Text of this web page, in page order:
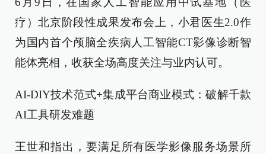
疗）北京阶段性成果发布会上，小君医生2.0作
为国内首个颅脑全疾病人工智能CT影像诊断智
能体亮相，收获全场高度关注与业内认可。
AI-DIY技术范式+集成平台商业模式：破解千款
AI工具研发难题
王世和指出，要满足所有医学影像服务场景所